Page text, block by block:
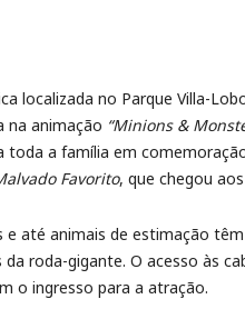
localizada no Parque Villa-
na animação “Minions &
toda a família em
Favorito, que chegou
e até animais de estimação
roda-gigante. O acesso às
o ingresso para a atração.